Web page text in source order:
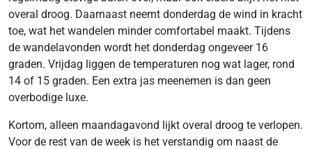
overal droog. Daarnaast neemt donderdag de wind in kracht
toe, wat het wandelen minder comfortabel maakt. Tijdens
de wandelavonden wordt het donderdag ongeveer 16
graden. Vrijdag liggen de temperaturen nog wat lager, rond
14 of 15 graden. Een extra jas meenemen is dan geen
overbodige luxe.
Kortom, alleen maandagavond lijkt overal droog te verlopen.
Voor de rest van de week is het verstandig om naast de